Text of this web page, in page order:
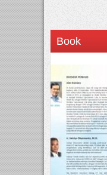
Book